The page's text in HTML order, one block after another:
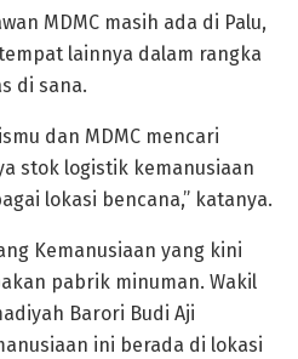
MDMC masih ada di Palu,
lainnya dalam rangka
di sana.
dan MDMC mencari
stok logistik kemanusiaan
lokasi bencana,” katanya.
Kemanusiaan yang kini
pabrik minuman. Wakil
Barori Budi Aji
ini berada di lokasi